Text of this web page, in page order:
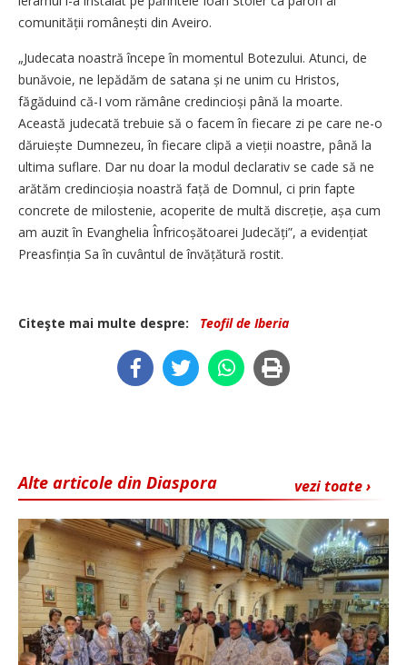
comunității românești din Aveiro.
„Judecata noastră începe în momentul Botezului. Atunci, de
bunăvoie, ne lepădăm de satana și ne unim cu Hristos,
făgăduind că-I vom rămâne credincioși până la moarte.
Această judecată trebuie să o facem în fiecare zi pe care ne-o
dăruiește Dumnezeu, în fiecare clipă a vieții noastre, până la
ultima suflare. Dar nu doar la modul declarativ se cade să ne
arătăm credincioșia noastră față de Domnul, ci prin fapte
concrete de milostenie, acoperite de multă discreție, așa cum
am auzit în Evanghelia Înfricoșătoarei Jude­căți”, a evidențiat
Preasfinția Sa în cuvântul de învățătură rostit.
Citeşte mai multe despre: Teofil de Iberia
vezi toate ›
Alte articole din Diaspora